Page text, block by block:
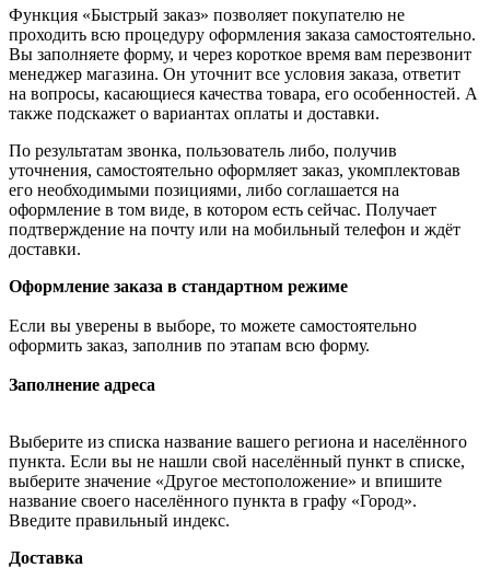
Функция «Быстрый заказ» позволяет покупателю не
проходить всю процедуру оформления заказа самостоятельно.
Вы заполняете форму, и через короткое время вам перезвонит
менеджер магазина. Он уточнит все условия заказа, ответит
на вопросы, касающиеся качества товара, его особенностей. А
также подскажет о вариантах оплаты и доставки.
По результатам звонка, пользователь либо, получив
уточнения, самостоятельно оформляет заказ, укомплектовав
его необходимыми позициями, либо соглашается на
оформление в том виде, в котором есть сейчас. Получает
подтверждение на почту или на мобильный телефон и ждёт
доставки.
Оформление заказа в стандартном режиме
Если вы уверены в выборе, то можете самостоятельно
оформить заказ, заполнив по этапам всю форму.
Заполнение адреса
Выберите из списка название вашего региона и населённого
пункта. Если вы не нашли свой населённый пункт в списке,
выберите значение «Другое местоположение» и впишите
название своего населённого пункта в графу «Город».
Введите правильный индекс.
Доставка